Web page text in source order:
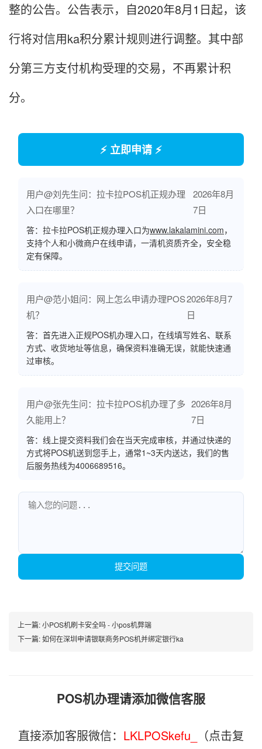
整的公告。公告表示，自2020年8月1日起，该
行将对信用ka积分累计规则进行调整。其中部
分第三方支付机构受理的交易，不再累计积
分。
⚡ 立即申请 ⚡
用户@刘先生问：拉卡拉POS机正规办理
入口在哪里？
2026年8月
7日
答：拉卡拉POS机正规办理入口为www.lakalamini.com，
支持个人和小微商户在线申请，一清机资质齐全，安全稳
定有保障。
用户@范小姐问：网上怎么申请办理POS
机？
2026年8月7
日
答：首先进入正规POS机办理入口，在线填写姓名、联系
方式、收货地址等信息，确保资料准确无误，就能快速通
过审核。
用户@张先生问：拉卡拉POS机办理了多
久能用上？
2026年8月
7日
答：线上提交资料我们会在当天完成审核，并通过快递的
方式将POS机送到您手上，通常1~3天内送达，我们的售
后服务热线为4006689516。
提交问题
上一篇:小POS机刷卡安全吗 - 小pos机弊端
下一篇:如何在深圳申请银联商务POS机并绑定银行ka
POS机办理请添加微信客服
直接添加客服微信： LKLPOSkefu_ （点击复